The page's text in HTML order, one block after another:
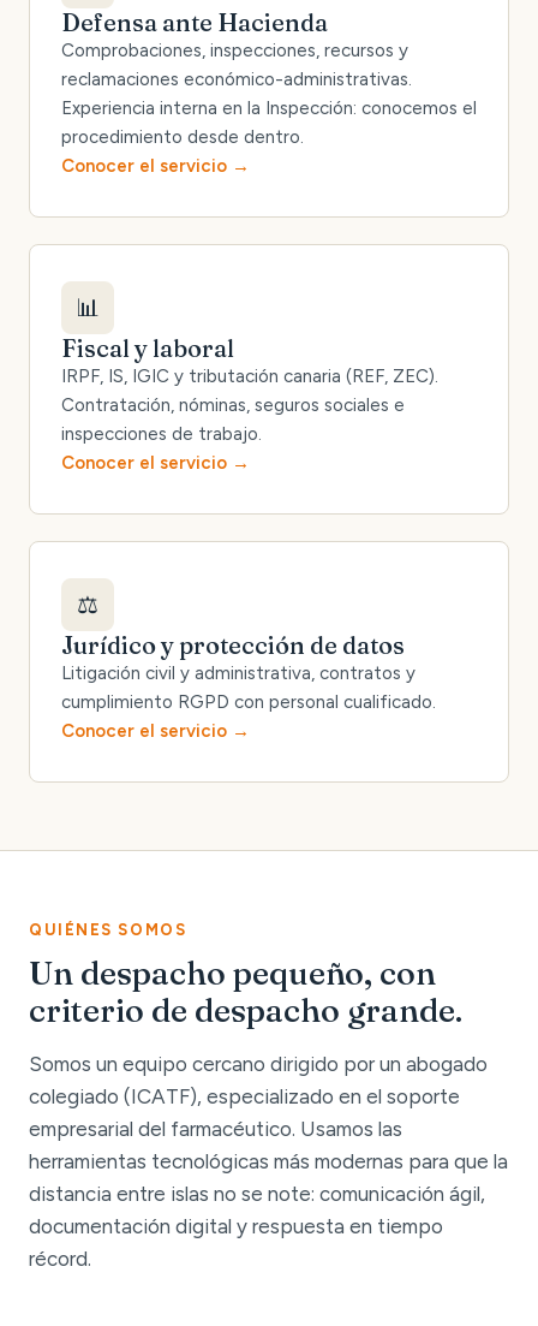
Defensa ante Hacienda
Comprobaciones, inspecciones, recursos y
reclamaciones económico-administrativas.
Experiencia interna en la Inspección: conocemos el
procedimiento desde dentro.
Conocer el servicio
📊
Fiscal y laboral
IRPF, IS, IGIC y tributación canaria (REF, ZEC).
Contratación, nóminas, seguros sociales e
inspecciones de trabajo.
Conocer el servicio
⚖️
Jurídico y protección de datos
Litigación civil y administrativa, contratos y
cumplimiento RGPD con personal cualificado.
Conocer el servicio
QUIÉNES SOMOS
Un despacho pequeño, con
criterio de despacho grande.
Somos un equipo cercano dirigido por un abogado
colegiado (ICATF), especializado en el soporte
empresarial del farmacéutico. Usamos las
herramientas tecnológicas más modernas para que la
distancia entre islas no se note: comunicación ágil,
documentación digital y respuesta en tiempo
récord.